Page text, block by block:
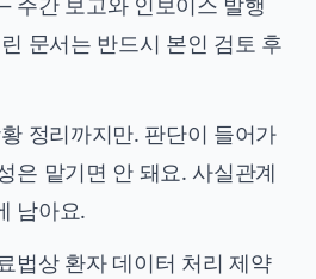
문서는 반드시 본인 검토 후
정리까지만. 판단이 들어가
은 맡기면 안 돼요. 사실관계
남아요.
법상 환자 데이터 처리 제약